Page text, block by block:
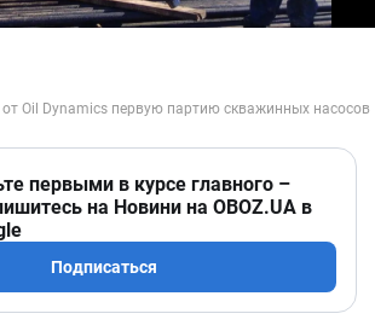
первыми в курсе главного –
на Новини на OBOZ.UA в
Подписаться